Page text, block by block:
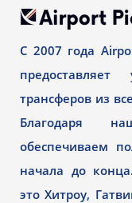
С 2007 года
трансферов из
Благодаря
обеспечиваем
начала до
это Хитроу,